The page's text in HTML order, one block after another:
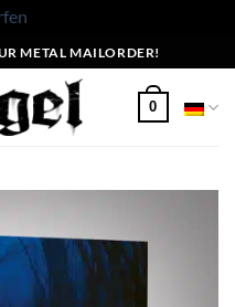
METAL MAILORDER!
0